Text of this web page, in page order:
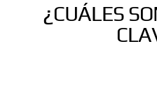
¿CUÁLES